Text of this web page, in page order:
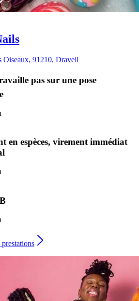
Oiseaux, 91210, Draveil
pas sur une pose
en espèces, virement immédiat